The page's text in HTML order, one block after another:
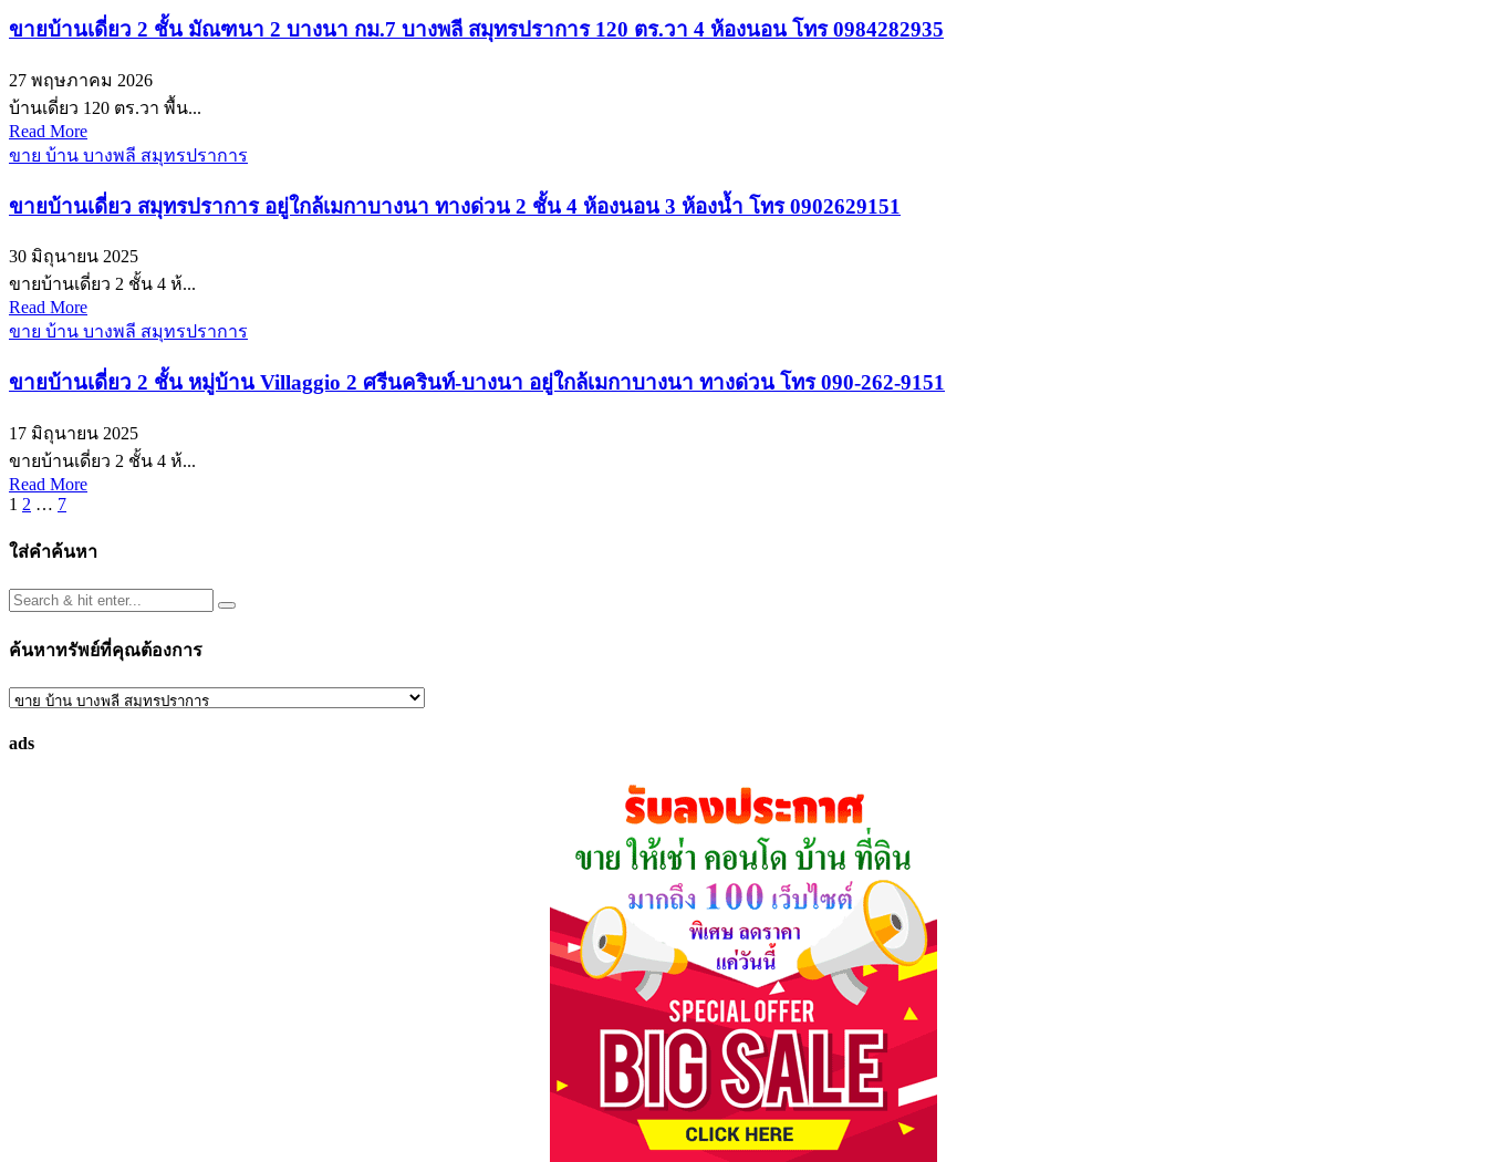
ขายบ้านเดี่ยว 2 ชั้น มัณฑนา 2 บางนา กม.7 บางพลี สมุทรปราการ 120 ตร.วา 4 ห้องนอน โทร 0984282935
27 พฤษภาคม 2026
บ้านเดี่ยว 120 ตร.วา พื้น...
Read More
ขาย บ้าน บางพลี สมุทรปราการ
ขายบ้านเดี่ยว สมุทรปราการ อยู่ใกล้เมกาบางนา ทางด่วน 2 ชั้น 4 ห้องนอน 3 ห้องน้ำ โทร 0902629151
30 มิถุนายน 2025
ขายบ้านเดี่ยว 2 ชั้น 4 ห้...
Read More
ขาย บ้าน บางพลี สมุทรปราการ
ขายบ้านเดี่ยว 2 ชั้น หมู่บ้าน Villaggio 2 ศรีนครินท์-บางนา อยู่ใกล้เมกาบางนา ทางด่วน โทร 090-262-9151
17 มิถุนายน 2025
ขายบ้านเดี่ยว 2 ชั้น 4 ห้...
Read More
Posts
pagination
1 2 … 7
ใส่คำค้นหา
ค้นหาทรัพย์ที่คุณต้องการ
ค้นหา
ที่
ads